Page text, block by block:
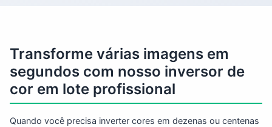
Transforme várias imagens em
segundos com nosso inversor de
cor em lote profissional
Quando você precisa inverter cores em dezenas ou centenas